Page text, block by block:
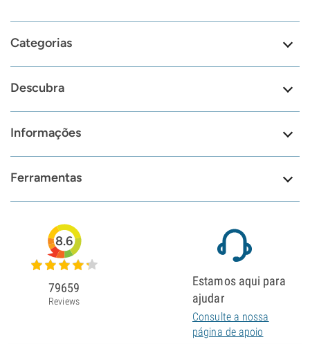
Categorias
Descubra
Informações
Ferramentas
8.6
79659
Reviews
Estamos aqui para
ajudar
Consulte a nossa
página de apoio